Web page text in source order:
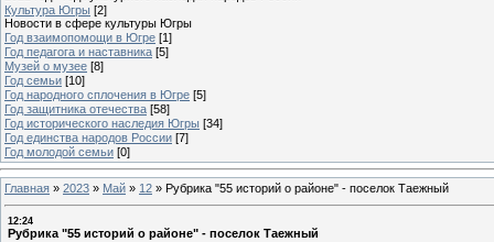
Культура Югры [2]
Новости в сфере культуры Югры
Год взаимопомощи в Югре [1]
Год педагога и наставника [5]
Музей о музее [8]
Год семьи [10]
Год народного сплочения в Югре [5]
Год защитника отечества [58]
Год исторического наследия Югры [34]
Год единства народов России [7]
Год молодой семьи [0]
Главная » 2023 » Май » 12 » Рубрика "55 историй о районе" - поселок Таежный
12:24
Рубрика "55 историй о районе" - поселок Таежный